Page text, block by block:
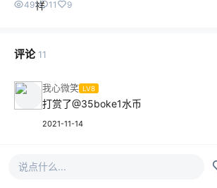
491 11 9
评论 11
我心微笑 LV8
打赏了@35boke1水币
2021-11-14
这个逼装的我给82分，剩下的用666的
说点什么...